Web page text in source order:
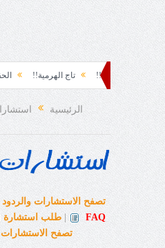
تاج الهرمية!! الحقيقة
الرئيسية
تصفح الاستشارات والردود
FAQ
طلب استشارة
تصفح الاستشارات